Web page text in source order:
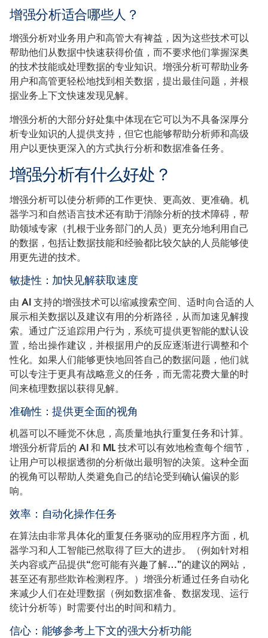
增强分析适合哪些人？
增强分析对业务用户和高管大有裨益，因为这些技术可以
帮助他们从数据中快速获得价值，而不要求他们掌握深奥
的技术技能或处理数据的专业知识。增强分析可帮助业务
用户和高管更轻松地找到相关数据，提出最佳问题，并根
据业务上下文快速发现见解。
增强分析的大部分好处集中体现在它可以为不具备深厚分
析专业知识的人提供支持，但它也能够帮助分析师和高级
用户以更快更深入的方式执行分析和数据准备任务。
增强分析有什么好处？
增强分析可以使分析师的工作更快、更高效、更准确。机
器学习和自然语言技术还有助于消除分析的技术障碍，帮
助领域专家（扎根于业务部门的人员）更充分地利用自己
的数据，包括让数据技能和经验都比较欠缺的人员能够使
用更先进的技术。
敏捷性：加快见解获取速度
由 AI 支持的增强技术可以缩减搜索空间、适时向合适的人
展示相关数据以及建议有用的分析路径，从而加速见解搜
索。通过广泛追踪用户行为，系统可提供更智能的默认设
置，给出操作建议，并根据用户的反应逐渐进行调整和个
性化。如果人们能够更快地回答自己的数据问题，他们就
可以专注于更具有战略意义的任务，而无需花费大量的时
间来梳理数据以获得见解。
准确性：提供更全面的视角
机器可以不睡觉不休息，高质量地执行重复任务和计算。
增强分析背后的 AI 和 ML 技术可以有效地检查每个细节，
让用户可以根据透彻的分析做出最明智的决策。这种全面
的视角可以帮助人类避免自己的结论受到确认偏误的影
响。
效率：自动化操作任务
在算法由非常具体化的重复任务驱动的应用程序方面，机
器学习和人工智能已然取得了巨大的进步。（例如针对相
关内容或产品提供“您可能有兴趣了解…”的建议的网站，
甚至还有那些欺诈检测程序。）增强分析通过任务自动化
来减少人们在处理数据（例如数据准备、数据发现、运行
统计分析等）时需要付出的时间和精力。
信心：能够参考上下文的强大分析功能